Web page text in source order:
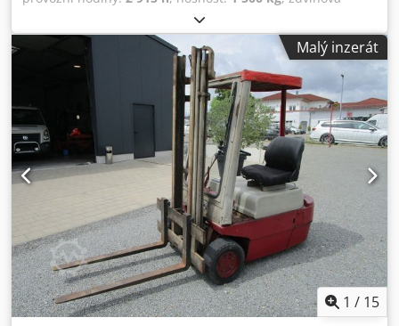
, volný zdvih:1 519 mm
elektrický, typ stožáru:triplex, stavební výška:2 121 mm,
typ pohonu:
, Elektrický tříkolový vysokozdvižný
vozík ISO třída: ISO třída 2 = 1 000 - 2 500 kg Typ stožáru:
Triplex Dcsdpfxjzgzi Rj Agdok Stav: připraven k provozu a
plně funkční Technický stav: dobrý Baterie voltáž: 24V Rok
výroby baterie: 2021 Boční posuv, 3. ventil,
Malý inzerát
1 / 15